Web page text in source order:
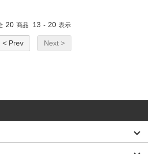
20 商品 13 - 20 表示
< Prev Next >